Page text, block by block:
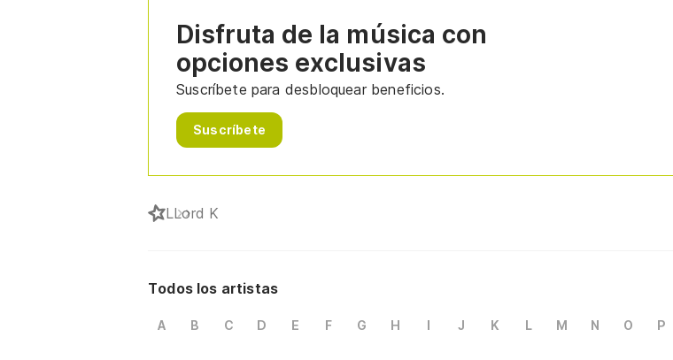
Disfruta de la música con
opciones exclusivas
Suscríbete para desbloquear beneficios.
Suscríbete
LLord K
Todos los artistas
A B C D E F G H I J K L M N O P